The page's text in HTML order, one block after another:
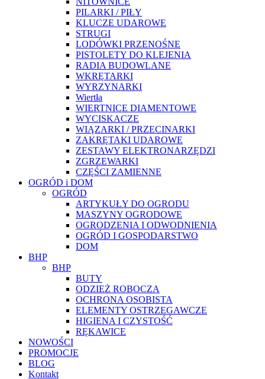
PILARKI / PIŁY
KLUCZE UDAROWE
STRUGI
LODÓWKI PRZENOŚNE
PISTOLETY DO KLEJENIA
RADIA BUDOWLANE
WKRĘTARKI
WYRZYNARKI
Wiertła
WIERTNICE DIAMENTOWE
WYCISKACZE
WIĄZARKI / PRZECINARKI
ZAKRĘTAKI UDAROWE
ZESTAWY ELEKTRONARZĘDZI
ZGRZEWARKI
CZĘŚCI ZAMIENNE
OGRÓD i DOM
OGRÓD
ARTYKUŁY DO OGRODU
MASZYNY OGRODOWE
OGRODZENIA I ODWODNIENIA
OGRÓD I GOSPODARSTWO
DOM
BHP
BHP
BUTY
ODZIEŻ ROBOCZA
OCHRONA OSOBISTA
ELEMENTY OSTRZEGAWCZE
HIGIENA I CZYSTOŚĆ
RĘKAWICE
NOWOŚCI
PROMOCJE
BLOG
Kontakt